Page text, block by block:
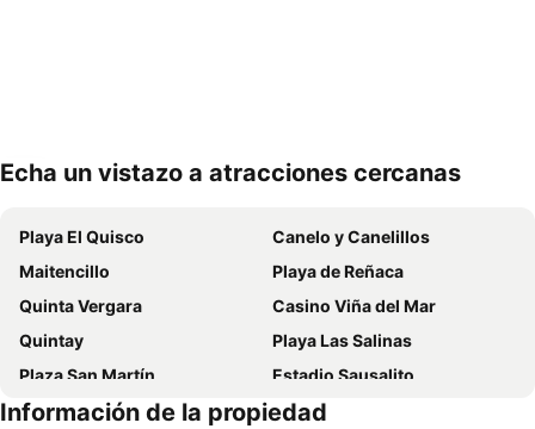
Echa un vistazo a atracciones cercanas
Playa El Quisco
Canelo y Canelillos
Maitencillo
Playa de Reñaca
Quinta Vergara
Casino Viña del Mar
Quintay
Playa Las Salinas
Plaza San Martín
Estadio Sausalito
Avenida Libertad
Mall Marina Arauco
Información de la propiedad